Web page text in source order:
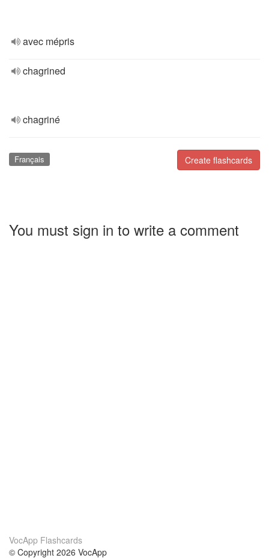
avec mépris
chagrined
chagriné
Create flashcards
Français
You must sign in to write a comment
VocApp Flashcards
© Copyright 2026 VocApp